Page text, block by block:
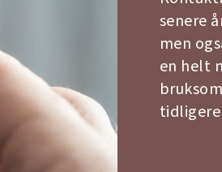
senere
men
en helt